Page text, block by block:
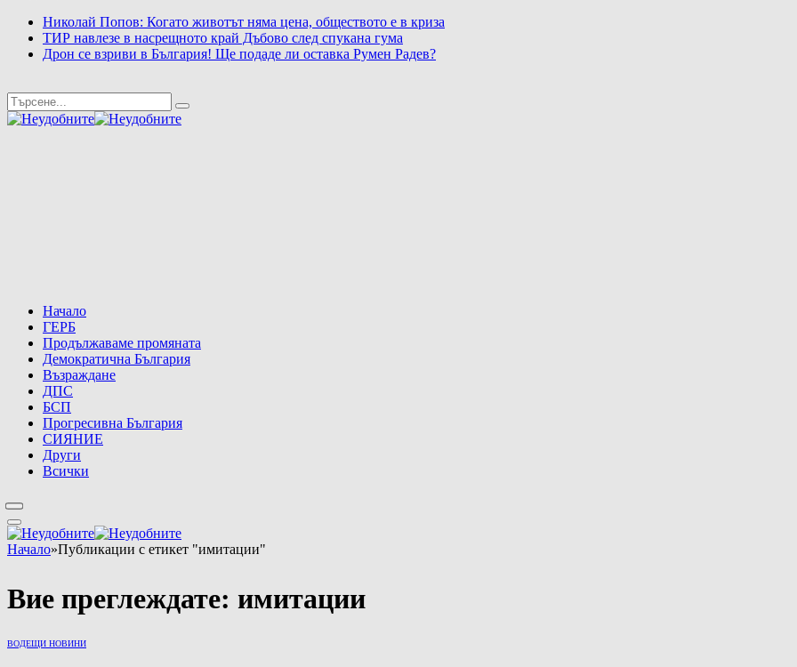
Николай Попов: Когато животът няма цена, обществото е в криза
ТИР навлезе в насрещното край Дъбово след спукана гума
Дрон се взриви в България! Ще подаде ли оставка Румен Радев?
Начало
ГЕРБ
Продължаваме промяната
Демократична България
Възраждане
ДПС
БСП
Прогресивна България
СИЯНИЕ
Други
Всички
Начало»Публикации с етикет "имитации"
Вие преглеждате: имитации
ВОДЕЩИ НОВИНИ